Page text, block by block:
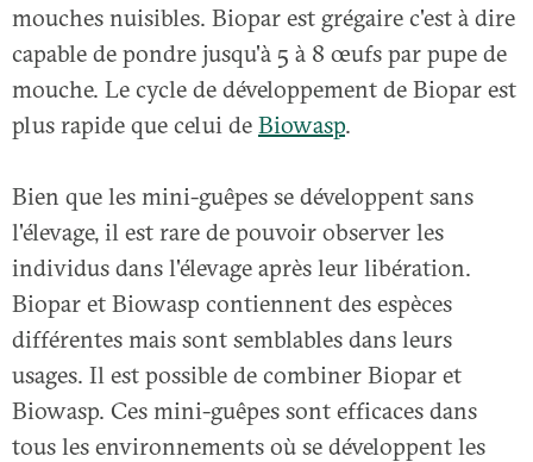
mouches nuisibles. Biopar est grégaire c'est à dire
capable de pondre jusqu'à 5 à 8 œufs par pupe de
mouche. Le cycle de développement de Biopar est
plus rapide que celui de Biowasp.
Bien que les mini-guêpes se développent sans
l'élevage, il est rare de pouvoir observer les
individus dans l'élevage après leur libération.
Biopar et Biowasp contiennent des espèces
différentes mais sont semblables dans leurs
usages. Il est possible de combiner Biopar et
Biowasp. Ces mini-guêpes sont efficaces dans
tous les environnements où se développent les